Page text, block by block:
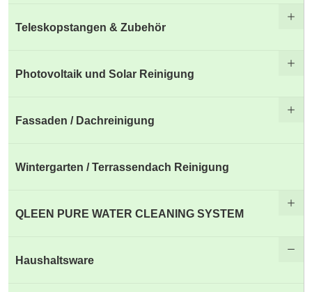
Teleskopstangen & Zubehör
Photovoltaik und Solar Reinigung
Fassaden / Dachreinigung
Wintergarten / Terrassendach Reinigung
QLEEN PURE WATER CLEANING SYSTEM
Haushaltsware